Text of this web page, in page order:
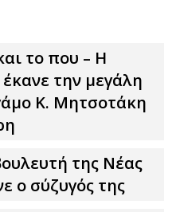
το που – Η
την μεγάλη
Κ. Μητσοτάκη
της Νέας
ο σύζυγός της